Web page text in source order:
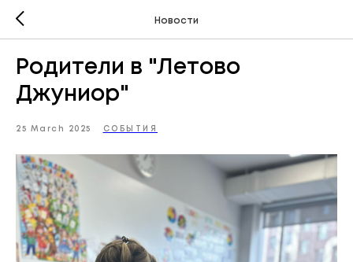
Новости
Родители в "Летово
Джуниор"
25 March 2025 СОБЫТИЯ